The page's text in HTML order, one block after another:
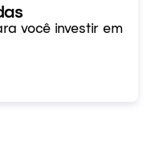
você investir em